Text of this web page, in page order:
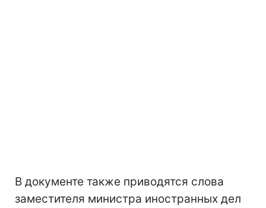
В документе также приводятся слова
заместителя министра иностранных дел